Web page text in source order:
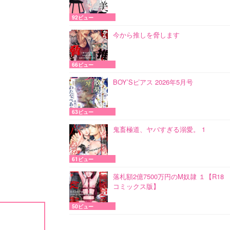
92ビュー
今から推しを脅します
66ビュー
BOY’Sピアス 2026年5月号
63ビュー
鬼畜極道、ヤバすぎる溺愛。 1
61ビュー
落札額2億7500万円のM奴隷 １【R18
コミックス版】
50ビュー